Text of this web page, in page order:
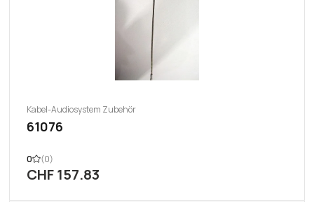
Kabel-Audiosystem Zubehör
61076
0 (0)
CHF 157.83